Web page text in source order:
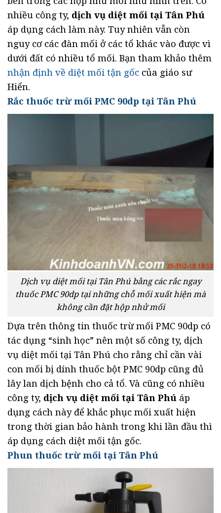
nhiều công ty, dịch vụ diệt mối tại Tân Phú
áp dụng cách làm này. Tuy nhiên vẫn còn
nguy cơ các đàn mối ở các tổ khác vào được vì
dưới đất có nhiều tổ mối. Bạn tham khảo thêm
nhận định về diệt mối tận gốc của giáo sư
Hiển.
Rắc thuốc trừ mối PMC 90dp tại Tân Phú
Dịch vụ diệt mối tại Tân Phú bằng các rắc ngay
thuốc PMC 90dp tại những chỗ mối xuất hiện mà
không cần đặt hộp nhử mối
Dựa trên thông tin thuốc trừ mối PMC 90dp có
tác dụng “sinh học” nên một số công ty, dịch
vụ diệt mối tại Tân Phú cho rằng chỉ cần vài
con mối bị dính thuốc bột PMC 90dp cũng đủ
lây lan dịch bệnh cho cả tổ. Và cũng có nhiều
công ty, dịch vụ diệt mối tại Tân Phú áp
dụng cách này để khắc phục mối xuất hiện
trong thời gian bảo hành trong khi lần đầu thì
áp dụng cách diệt mối tận gốc.
Phun thuốc trừ mối tại Tân Phú